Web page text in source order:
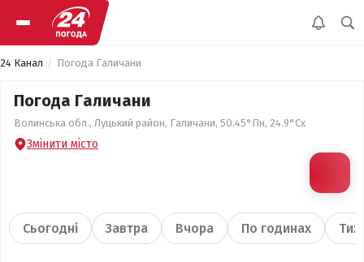
24 Канал Погода Галичани
Погода Галичани
Волинська обл., Луцький район, Галичани, 50.45°Пн, 24.9°Сх
Змінити місто
Сьогодні Завтра Вчора По годинах